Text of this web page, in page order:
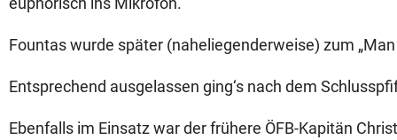
Fountas wurde später (naheliegenderweise) zum
Entsprechend ausgelassen ging‘s nach dem
Ebenfalls im Einsatz war der frühere ÖFB-Kapitän